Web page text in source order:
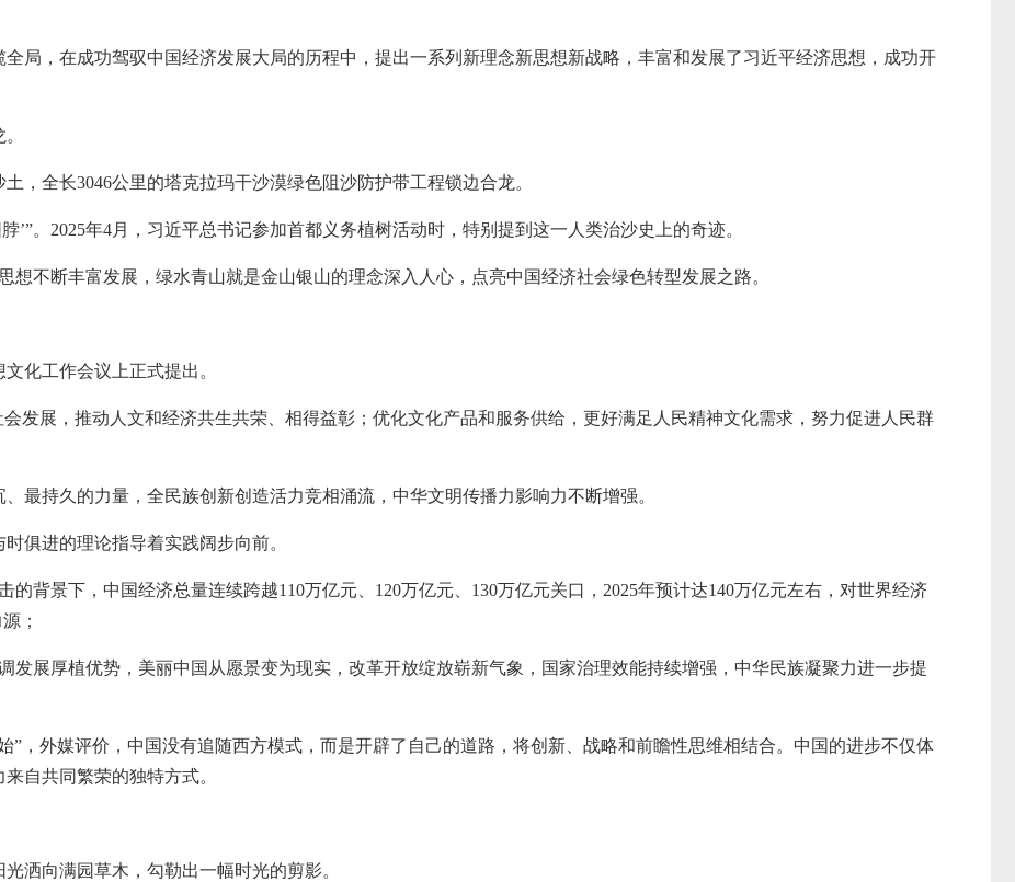
局，在成功驾驭中国经济发展大局的历程中，提出一系列新理念新思想新战略，丰富和发展了习近平经济思想，成功开
，全长3046公里的塔克拉玛干沙漠绿色阻沙防护带工程锁边合龙。
’”。2025年4月，习近平总书记参加首都义务植树活动时，特别提到这一人类治沙史上的奇迹。
想不断丰富发展，绿水青山就是金山银山的理念深入人心，点亮中国经济社会绿色转型发展之路。
化工作会议上正式提出。
发展，推动人文和经济共生共荣、相得益彰；优化文化产品和服务供给，更好满足人民精神文化需求，努力促进人民群
最持久的力量，全民族创新创造活力竞相涌流，中华文明传播力影响力不断增强。
俱进的理论指导着实践阔步向前。
的背景下，中国经济总量连续跨越110万亿元、120万亿元、130万亿元关口，2025年预计达140万亿元左右，对世界经济
；
发展厚植优势，美丽中国从愿景变为现实，改革开放绽放崭新气象，国家治理效能持续增强，中华民族凝聚力进一步提
”，外媒评价，中国没有追随西方模式，而是开辟了自己的道路，将创新、战略和前瞻性思维相结合。中国的进步不仅体
自共同繁荣的独特方式。
洒向满园草木，勾勒出一幅时光的剪影。